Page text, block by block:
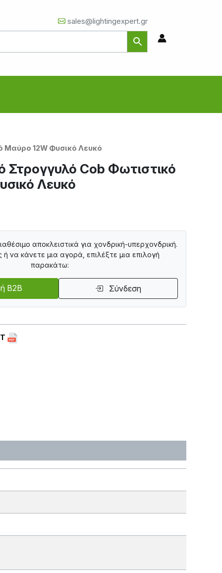
sales@lightingexpert.gr
Μαύρο 12W Φυσικό Λευκό
Στρογγυλό Cob Φωτιστικό
Λευκό
αποκλειστικά για χονδρική-υπερχονδρική.
ή να κάνετε μια αγορά, επιλέξτε μια επιλογή
παρακάτω:
B2B Σύνδεση